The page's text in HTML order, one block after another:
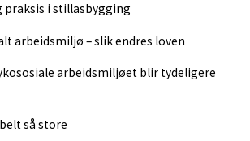
praksis i stillasbygging
arbeidsmiljø – slik endres loven
arbeidsmiljøet blir tydeligere
så store